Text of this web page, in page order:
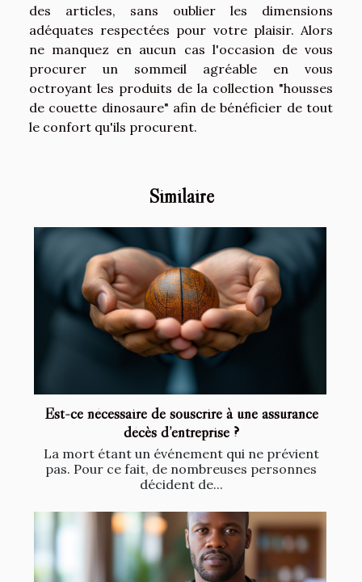
des articles, sans oublier les dimensions
adéquates respectées pour votre plaisir. Alors
ne manquez en aucun cas l'occasion de vous
procurer un sommeil agréable en vous
octroyant les produits de la collection "housses
de couette dinosaure" afin de bénéficier de tout
le confort qu'ils procurent.
Similaire
Est-ce nécessaire de souscrire à une assurance
décès d’entreprise ?
La mort étant un événement qui ne prévient
pas. Pour ce fait, de nombreuses personnes
décident de...